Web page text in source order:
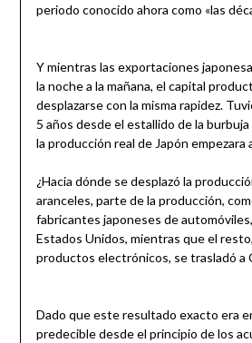
periodo conocido ahora como «las
Y mientras las exportaciones
la noche a la mañana, el capital
desplazarse con la misma rapidez.
5 años desde el estallido de la
la producción real de Japón empezara
¿Hacia dónde se desplazó la
aranceles, parte de la producción,
fabricantes japoneses de
Estados Unidos, mientras que el
productos electrónicos, se trasladó a
Dado que este resultado exacto era
predecible desde el principio de los